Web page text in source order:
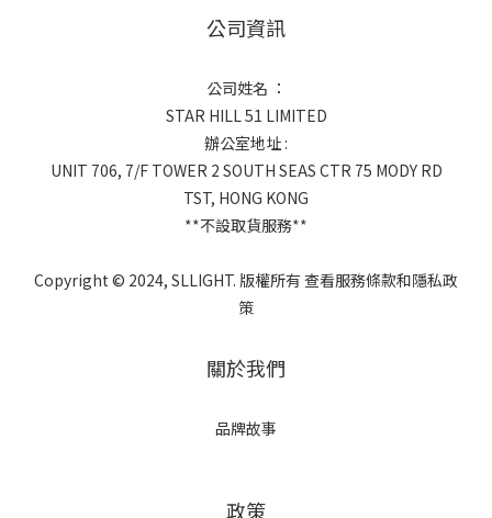
公司資訊
公司姓名 ：
STAR HILL 51 LIMITED
辦公室地址 :
UNIT 706, 7/F TOWER 2 SOUTH SEAS CTR 75 MODY RD
TST, HONG KONG
**不設取貨服務**
Copyright © 2024, SLLIGHT. 版權所有 查看服務條款和隱私政
策
關於我們
品牌故事
政策